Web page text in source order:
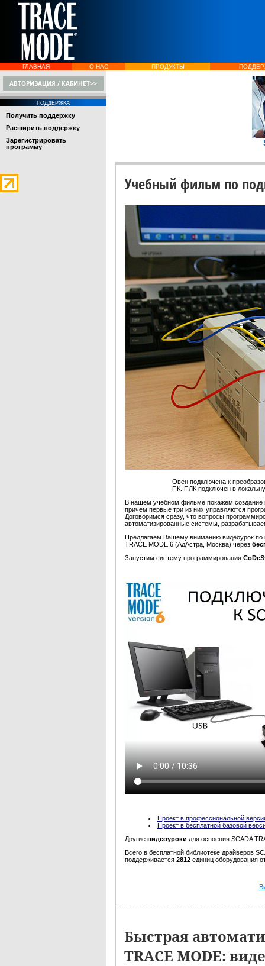
ГЛАВНАЯ О НАС ПРОДУКТЫ
АВТОРИЗАЦИЯ / КАБИНЕТ>>
ПОДДЕРЖКА
Получить поддержку
Расширить поддержку
Зарегистрировать
программу
Учебный фильм по
Овен подключена к
ПК. ПЛК подключен в
В нашем учебном фильме покажем создание
причем первые три из них управляются
Договоримся сразу, что вопросы
автоматизированные системы,
Предлагаем Вашему вниманию видеоурок
TRACE MODE 6 (АдАстра, Москва) через
Запустим систему программирования
Проект в профессиональной
Проект в бесплатной базовой
Другие видеоуроки для освоения SCADA
Всего в бесплатной библиотеке драйверов
поддерживается 2812 единиц оборудования
Быстрая
TRACE MODE: